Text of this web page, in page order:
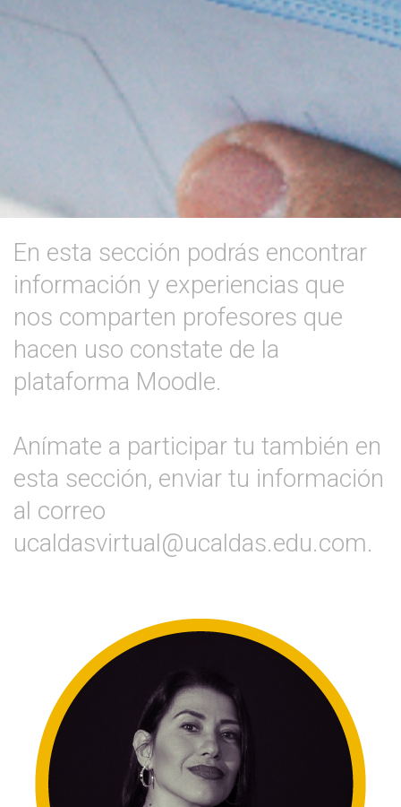
En esta sección podrás encontrar
información y experiencias que
nos comparten profesores que
hacen uso constate de la
plataforma Moodle.
Anímate a participar tu también en
esta sección, enviar tu información
al correo
ucaldasvirtual@ucaldas.edu.com.